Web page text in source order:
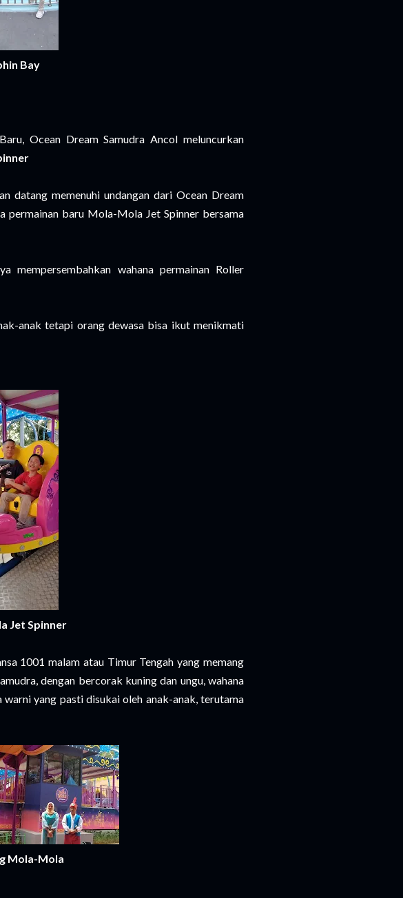
Bay
Ocean Dream Samudra Ancol meluncurkan
datang memenuhi undangan dari Ocean Dream
permainan baru Mola-Mola Jet Spinner bersama
mempersembahkan wahana permainan Roller
anak tetapi orang dewasa bisa ikut menikmati
Jet Spinner
1001 malam atau Timur Tengah yang memang
dengan bercorak kuning dan ungu, wahana
yang pasti disukai oleh anak-anak, terutama
Mola-Mola